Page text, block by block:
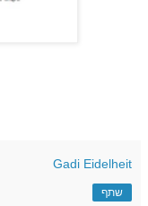
Gadi Eidelheit
שתף